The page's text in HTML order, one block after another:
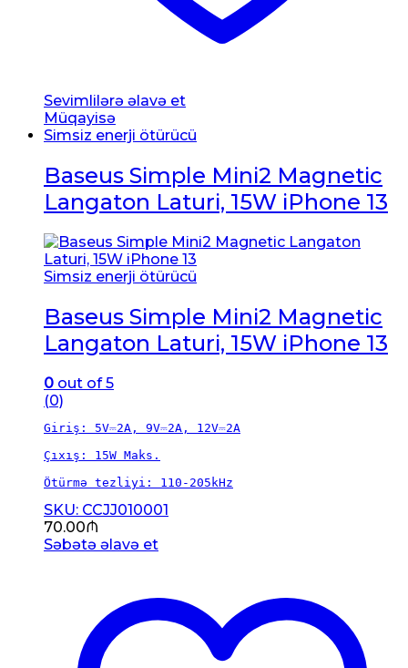
Sevimlilərə əlavə et
Müqayisə
Simsiz enerji ötürücü
Baseus Simple Mini2 Magnetic
Langaton Laturi, 15W iPhone 13
Simsiz enerji ötürücü
Baseus Simple Mini2 Magnetic
Langaton Laturi, 15W iPhone 13
0 out of 5
(0)
Giriş: 5V⎓2A, 9V⎓2A, 12V⎓2A
Çıxış: 15W Maks.
Ötürmə tezliyi: 110-205kHz
SKU: CCJJ010001
70.00₼
Səbətə əlavə et